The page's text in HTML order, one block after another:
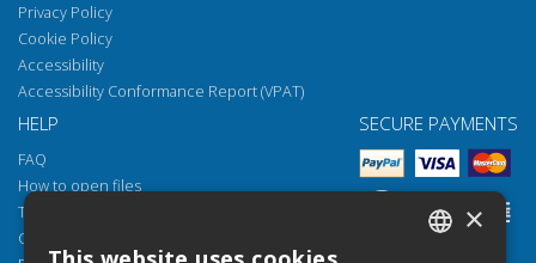
Privacy Policy
Cookie Policy
Accessibility
Accessibility Conformance Report (VPAT)
HELP
FAQ
How to open files
Torrossa Reader
Copyright obligations
SECURE PAYMENTS
×